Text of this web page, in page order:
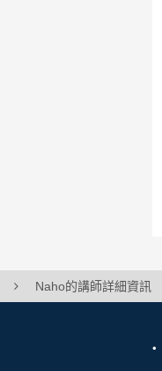
Naho的講師詳細資訊